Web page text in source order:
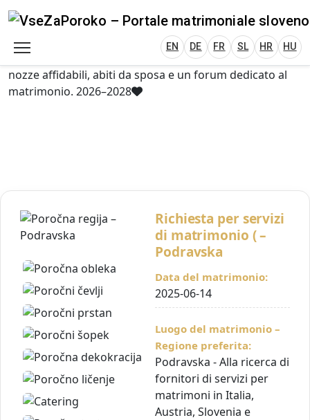
VseZaPoroko.net – Wedding Planning
Plan Your Wedding in Slovenia, Austria, Italy,
EN
VseZaPoroko – portale per l’organizzazione di
matrimoni locali e destination wedding in Slovenia,
Austria, Italia, Croazia e Ungheria. Scopri fornitori di
nozze affidabili, abiti da sposa e un forum dedicato al
matrimonio. 2026–2028
EN DE FR SL HR HU
Richiesta per servizi
di matrimonio ( –
Podravska
Data del matrimonio:
2025-06-14
Luogo del matrimonio –
Regione preferita:
Podravska - Alla ricerca di
fornitori di servizi per
matrimoni in Italia,
Austria, Slovenia e